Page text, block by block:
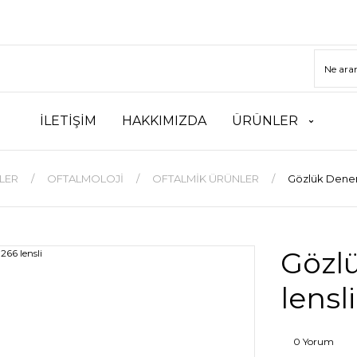
İLETİŞİM HAKKIMIZDA ÜRÜNLER
OFTALMOLOJİ OFTALMİK ÜRÜNLER Gözlük
lensli
0 Yorum